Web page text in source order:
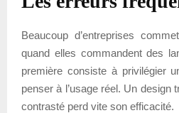
Beaucoup d’entreprises
quand elles commandent des
première consiste à privilégier
penser à l’usage réel. Un design
contrasté perd vite son efficacité.